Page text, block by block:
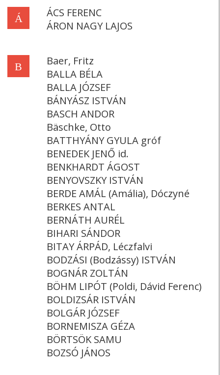
Á
ÁCS FERENC
ÁRON NAGY LAJOS
B
Baer, Fritz
BALLA BÉLA
BALLA JÓZSEF
BÁNYÁSZ ISTVÁN
BASCH ANDOR
Bäschke, Otto
BATTHYÁNY GYULA gróf
BENEDEK JENŐ id.
BENKHARDT ÁGOST
BENYOVSZKY ISTVÁN
BERDE AMÁL (Amália), Dóczyné
BERKES ANTAL
BERNÁTH AURÉL
BIHARI SÁNDOR
BITAY ÁRPÁD, Léczfalvi
BODZÁSI (Bodzássy) ISTVÁN
BOGNÁR ZOLTÁN
BÖHM LIPÓT (Poldi, Dávid Ferenc)
BOLDIZSÁR ISTVÁN
BOLGÁR JÓZSEF
BORNEMISZA GÉZA
BÖRTSÖK SAMU
BOZSÓ JÁNOS